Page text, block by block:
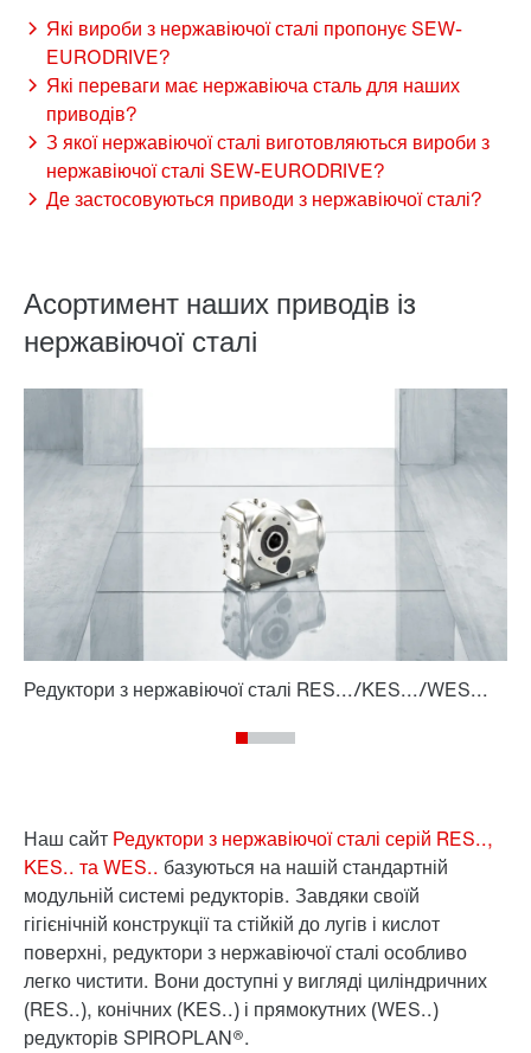
Які вироби з нержавіючої сталі пропонує SEW-
EURODRIVE?
Які переваги має нержавіюча сталь для наших
приводів?
З якої нержавіючої сталі виготовляються вироби з
нержавіючої сталі SEW-EURODRIVE?
Де застосовуються приводи з нержавіючої сталі?
Асортимент наших приводів із
нержавіючої сталі
Наш сайт Редуктори з нержавіючої сталі серій RES..,
KES.. та WES.. базуються на нашій стандартній
модульній системі редукторів. Завдяки своїй
гігієнічній конструкції та стійкій до лугів і кислот
поверхні, редуктори з нержавіючої сталі особливо
легко чистити. Вони доступні у вигляді циліндричних
(RES..), конічних (KES..) і прямокутних (WES..)
редукторів SPIROPLAN®.